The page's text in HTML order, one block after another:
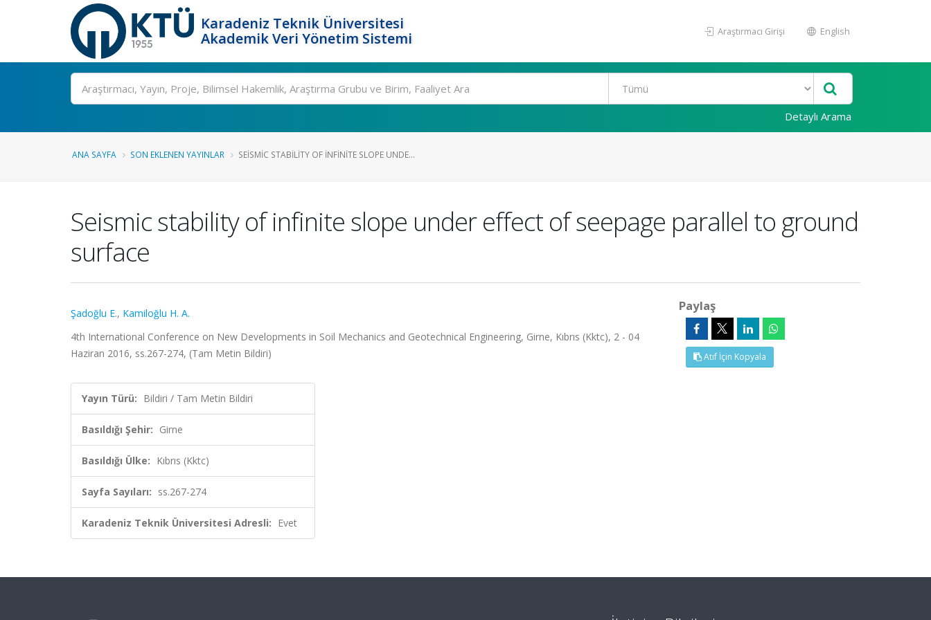
Karadeniz Teknik Üniversitesi
Akademik Veri Yönetim Sistemi
Araştırmacı Girişi English
Ara
Detaylı Arama
ANA SAYFA SON EKLENEN YAYINLAR SEISMIC STABILITY OF INFINITE SLOPE UNDE...
Seismic stability of infinite slope under effect of seepage parallel to ground
surface
Şadoğlu E., Kamiloğlu H. A.
4th International Conference on New Developments in Soil Mechanics and Geotechnical Engineering, Girne, Kıbrıs (Kktc), 2 - 04
Haziran 2016, ss.267-274, (Tam Metin Bildiri)
Yayın Türü: Bildiri / Tam Metin Bildiri
Basıldığı Şehir: Girne
Basıldığı Ülke: Kıbrıs (Kktc)
Sayfa Sayıları: ss.267-274
Karadeniz Teknik Üniversitesi Adresli: Evet
Paylaş
Atıf İçin Kopyala